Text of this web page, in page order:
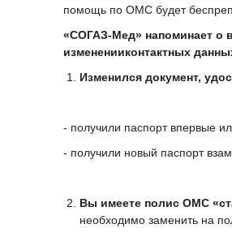
помощь по ОМС будет
«СОГАЗ-Мед» напоминает о
измененииконтактных
Изменился документ,
- получили паспорт впервые
- получили новый паспорт
Вы имеете полис ОМС
необходимо заменить на